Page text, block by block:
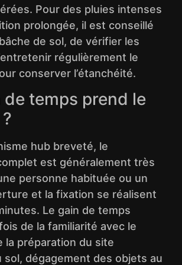
Pour des pluies intenses
prolongée, il est conseillé
de sol, de vérifier les
régulièrement le
conserver l’étanchéité.
temps prend le
hub breveté, le
est généralement très
personne habituée ou un
et la fixation se réalisent
Le gain de temps
de la familiarité avec le
la préparation du site
sol, dégagement des objets au